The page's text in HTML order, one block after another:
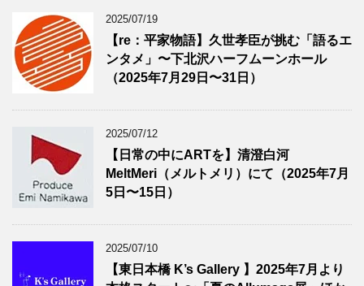
2025/07/19
【re：平家物語】久世孝臣が挑む「語るエ
ンタメ」〜下北沢ハーフムーンホール
（2025年7月29日〜31日）
2025/07/12
【日常の中にARTを】清澄白河
MeltMeri（メルトメリ）にて（2025年7月
5日〜15日）
2025/07/10
【東日本橋 K’s Gallery 】2025年7月より